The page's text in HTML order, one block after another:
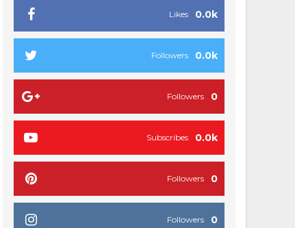
0.0k
Likes
0.0k
Followers
0
Followers
0.0k
Subscribes
0
Followers
0
Followers